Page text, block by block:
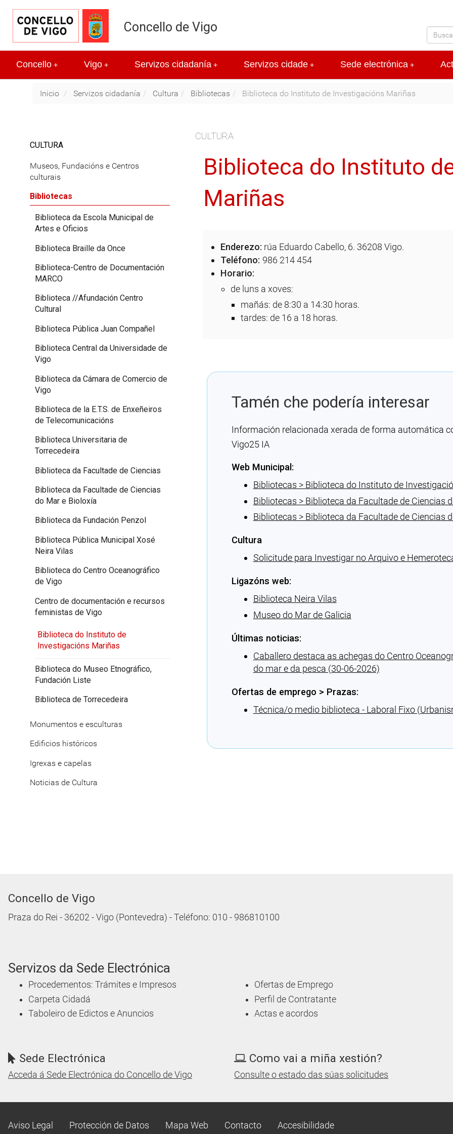
Concello de Vigo
+
Concello +
Vigo +
Servizos cidadanía +
Servizos cidade +
Sede electrónica
Inicio Servizos cidadanía Cultura Bibliotecas Biblioteca do Instituto de Investigacións Mariñas
CULTURA
Biblioteca do Instituto
Mariñas
Enderezo: rúa Eduardo Cabello, 6. 36208 Vigo.
Teléfono: 986 214 454
Horario:
de luns a xoves:
mañás: de 8:30 a 14:30 horas.
tardes: de 16 a 18 horas.
Tamén che podería interesar
Información relacionada xerada de forma automática
Vigo25 IA
Web Municipal:
Bibliotecas > Biblioteca do Instituto de
Bibliotecas > Biblioteca da Facultade de Ciencias
Bibliotecas > Biblioteca da Facultade de Ciencias
Cultura
Solicitude para Investigar no Arquivo e
Ligazóns web:
Biblioteca Neira Vilas
Museo do Mar de Galicia
Últimas noticias:
Caballero destaca as achegas do Centro
do mar e da pesca (30-06-2026)
Ofertas de emprego > Prazas:
Técnica/o medio biblioteca - Laboral Fixo
CULTURA
Museos, Fundacións e Centros
culturais
Bibliotecas
Biblioteca da Escola Municipal de
Artes e Oficios
Biblioteca Braille da Once
Biblioteca-Centro de Documentación
MARCO
Biblioteca //Afundación Centro
Cultural
Biblioteca Pública Juan Compañel
Biblioteca Central da Universidade de
Vigo
Biblioteca da Cámara de Comercio de
Vigo
Biblioteca de la E.T.S. de Enxeñeiros
de Telecomunicacións
Biblioteca Universitaria de
Torrecedeira
Biblioteca da Facultade de Ciencias
Biblioteca da Facultade de Ciencias
do Mar e Bioloxía
Biblioteca da Fundación Penzol
Biblioteca Pública Municipal Xosé
Neira Vilas
Biblioteca do Centro Oceanográfico
de Vigo
Centro de documentación e recursos
feministas de Vigo
Biblioteca do Instituto de
Investigacións Mariñas
Biblioteca do Museo Etnográfico,
Fundación Liste
Biblioteca de Torrecedeira
Monumentos e esculturas
Edificios históricos
Igrexas e capelas
Noticias de Cultura
Concello de Vigo
Praza do Rei - 36202 - Vigo (Pontevedra) - Teléfono: 010 - 986810100
Servizos da Sede Electrónica
Procedementos: Trámites e Impresos
Carpeta Cidadá
Taboleiro de Edictos e Anuncios
Ofertas de Emprego
Perfil de Contratante
Actas e acordos
Sede Electrónica
Acceda á Sede Electrónica do Concello de Vigo
Como vai a miña xestión?
Consulte o estado das súas solicitudes
Aviso Legal Protección de Datos Mapa Web Contacto Accesibilidade